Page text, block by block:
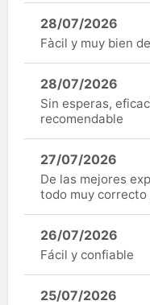
28/07/2026
Fàcil y muy bien
28/07/2026
Sin esperas,
recomendable
27/07/2026
De las mejores
todo muy
26/07/2026
Fácil y confiable
25/07/2026